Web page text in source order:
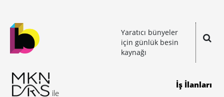
Yaratıcı bünyeler
için günlük besin
kaynağı
İş İlanları